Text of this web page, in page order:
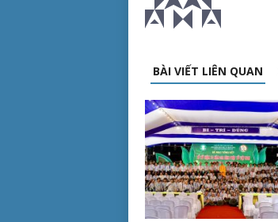
BÀI VIẾT LIÊN QUAN